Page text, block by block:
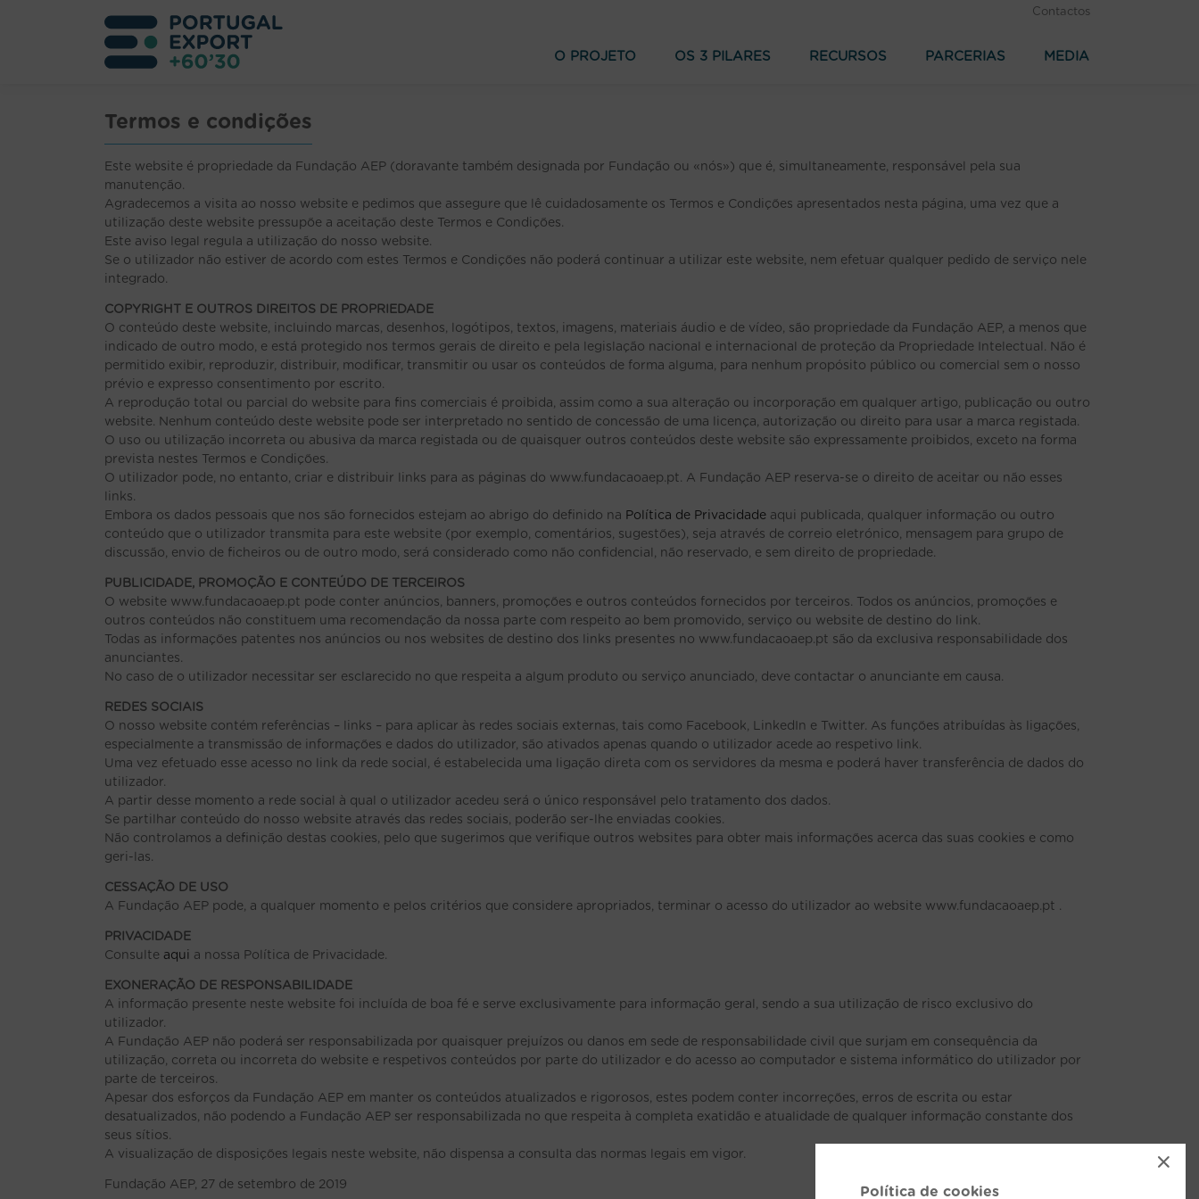
Contactos
O PROJETO OS 3 PILARES RECURSOS PARCERIAS MEDIA
Termos e condições
Este website é propriedade da Fundação AEP (doravante também designada por Fundação ou «nós») que é, simultaneamente, responsável pela sua
manutenção.
Agradecemos a visita ao nosso website e pedimos que assegure que lê cuidadosamente os Termos e Condições apresentados nesta página, uma vez que a
utilização deste website pressupõe a aceitação deste Termos e Condições.
Este aviso legal regula a utilização do nosso website.
Se o utilizador não estiver de acordo com estes Termos e Condições não poderá continuar a utilizar este website, nem efetuar qualquer pedido de serviço nele
integrado.
COPYRIGHT E OUTROS DIREITOS DE PROPRIEDADE
O conteúdo deste website, incluindo marcas, desenhos, logótipos, textos, imagens, materiais áudio e de vídeo, são propriedade da Fundação AEP, a menos que
indicado de outro modo, e está protegido nos termos gerais de direito e pela legislação nacional e internacional de proteção da Propriedade Intelectual. Não é
permitido exibir, reproduzir, distribuir, modificar, transmitir ou usar os conteúdos de forma alguma, para nenhum propósito público ou comercial sem o nosso
prévio e expresso consentimento por escrito.
A reprodução total ou parcial do website para fins comerciais é proibida, assim como a sua alteração ou incorporação em qualquer artigo, publicação ou outro
website. Nenhum conteúdo deste website pode ser interpretado no sentido de concessão de uma licença, autorização ou direito para usar a marca registada.
O uso ou utilização incorreta ou abusiva da marca registada ou de quaisquer outros conteúdos deste website são expressamente proibidos, exceto na forma
prevista nestes Termos e Condições.
O utilizador pode, no entanto, criar e distribuir links para as páginas do www.fundacaoaep.pt. A Fundação AEP reserva-se o direito de aceitar ou não esses
links.
Embora os dados pessoais que nos são fornecidos estejam ao abrigo do definido na Política de Privacidade aqui publicada, qualquer informação ou outro
conteúdo que o utilizador transmita para este website (por exemplo, comentários, sugestões), seja através de correio eletrónico, mensagem para grupo de
discussão, envio de ficheiros ou de outro modo, será considerado como não confidencial, não reservado, e sem direito de propriedade.
PUBLICIDADE, PROMOÇÃO E CONTEÚDO DE TERCEIROS
O website www.fundacaoaep.pt pode conter anúncios, banners, promoções e outros conteúdos fornecidos por terceiros. Todos os anúncios, promoções e
outros conteúdos não constituem uma recomendação da nossa parte com respeito ao bem promovido, serviço ou website de destino do link.
Todas as informações patentes nos anúncios ou nos websites de destino dos links presentes no www.fundacaoaep.pt são da exclusiva responsabilidade dos
anunciantes.
No caso de o utilizador necessitar ser esclarecido no que respeita a algum produto ou serviço anunciado, deve contactar o anunciante em causa.
REDES SOCIAIS
O nosso website contém referências – links – para aplicar às redes sociais externas, tais como Facebook, LinkedIn e Twitter. As funções atribuídas às ligações,
especialmente a transmissão de informações e dados do utilizador, são ativados apenas quando o utilizador acede ao respetivo link.
Uma vez efetuado esse acesso no link da rede social, é estabelecida uma ligação direta com os servidores da mesma e poderá haver transferência de dados do
utilizador.
A partir desse momento a rede social à qual o utilizador acedeu será o único responsável pelo tratamento dos dados.
Se partilhar conteúdo do nosso website através das redes sociais, poderão ser-lhe enviadas cookies.
Não controlamos a definição destas cookies, pelo que sugerimos que verifique outros websites para obter mais informações acerca das suas cookies e como
geri-las.
CESSAÇÃO DE USO
A Fundação AEP pode, a qualquer momento e pelos critérios que considere apropriados, terminar o acesso do utilizador ao website www.fundacaoaep.pt .
PRIVACIDADE
Consulte aqui a nossa Política de Privacidade.
EXONERAÇÃO DE RESPONSABILIDADE
A informação presente neste website foi incluída de boa fé e serve exclusivamente para informação geral, sendo a sua utilização de risco exclusivo do
utilizador.
A Fundação AEP não poderá ser responsabilizada por quaisquer prejuízos ou danos em sede de responsabilidade civil que surjam em consequência da
utilização, correta ou incorreta do website e respetivos conteúdos por parte do utilizador e do acesso ao computador e sistema informático do utilizador por
parte de terceiros.
Apesar dos esforços da Fundação AEP em manter os conteúdos atualizados e rigorosos, estes podem conter incorreções, erros de escrita ou estar
desatualizados, não podendo a Fundação AEP ser responsabilizada no que respeita à completa exatidão e atualidade de qualquer informação constante dos
seus sítios.
A visualização de disposições legais neste website, não dispensa a consulta das normas legais em vigor.
Fundação AEP, 27 de setembro de 2019
×
Política de cookies